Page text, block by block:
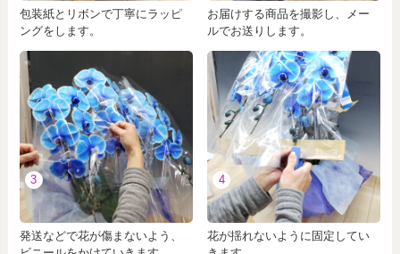
包装紙とリボンで丁寧にラッピ
ングをします。
お届けする商品を撮影し、メー
ルでお送りします。
3
発送などで花が傷まないよう、
4
花が揺れないように固定してい